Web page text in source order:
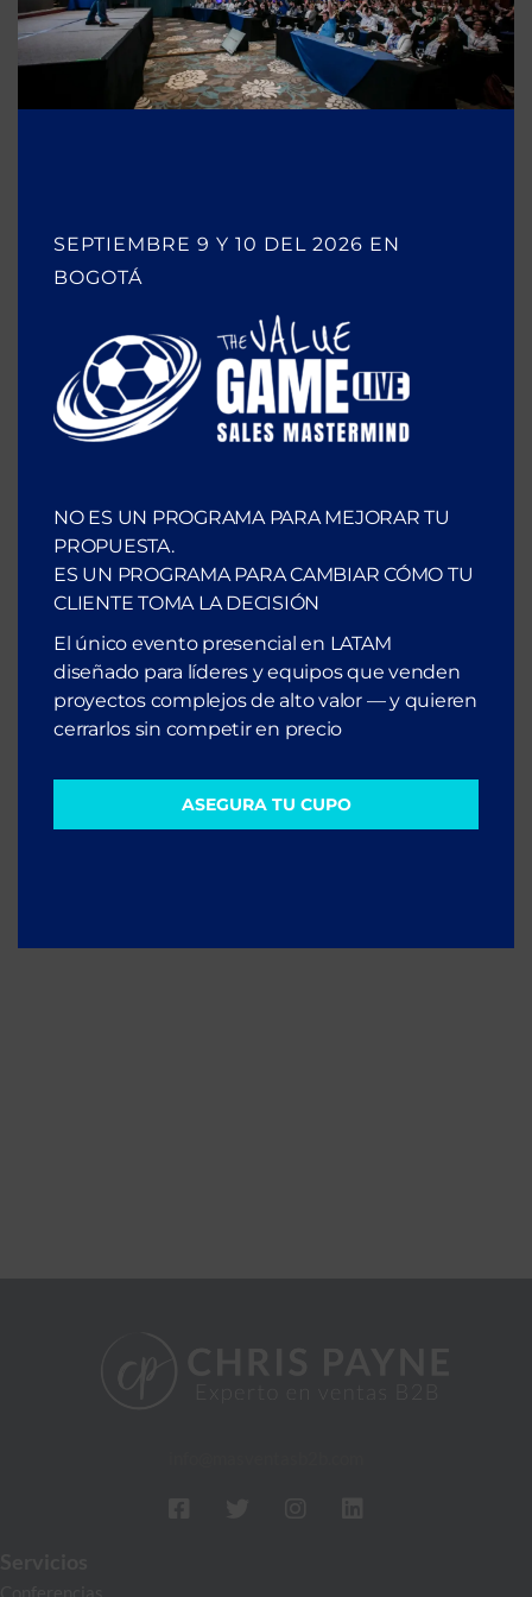
importantes que deberías ganar…aquí te ayudo a
solucionarlo
Escúchalo en Spotify
SEPTIEMBRE 9 Y 10 DEL 2026 EN
BOGOTÁ
NO ES UN PROGRAMA PARA MEJORAR TU
PROPUESTA.
ES UN PROGRAMA PARA CAMBIAR CÓMO TU
CLIENTE TOMA LA DECISIÓN
El único evento presencial en LATAM
diseñado para líderes y equipos que venden
proyectos complejos de alto valor — y quieren
cerrarlos sin competir en precio
ASEGURA TU CUPO